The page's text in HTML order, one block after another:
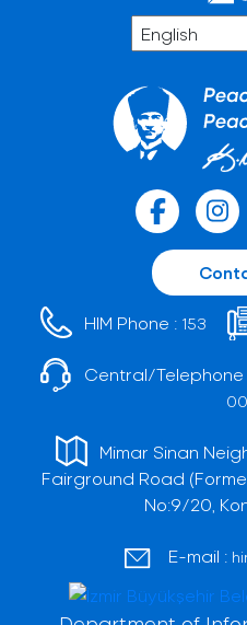
HIM Phone : 153
Central/Telephone
00
Mimar Sinan
Fairground Road
No:9/20,
E-mail :